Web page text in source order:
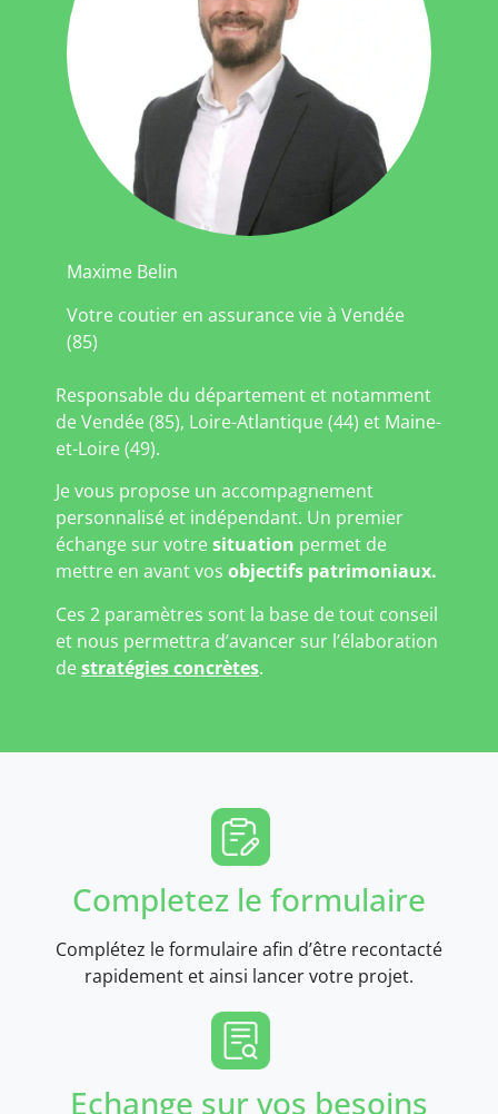
Maxime Belin
Votre coutier en assurance vie à Vendée
(85)
Responsable du département et notamment
de Vendée (85), Loire-Atlantique (44) et Maine-
et-Loire (49).
Je vous propose un accompagnement
personnalisé et indépendant. Un premier
échange sur votresituation permet de
mettre en avant vos objectifs patrimoniaux.
Ces 2 paramètres sont la base de tout conseil
et nous permettra d’avancer sur l’élaboration
destratégies concrètes.
Completez le formulaire
Complétez le formulaire afin d’être recontacté
rapidement et ainsi lancer votre projet.
Echange sur vos besoins